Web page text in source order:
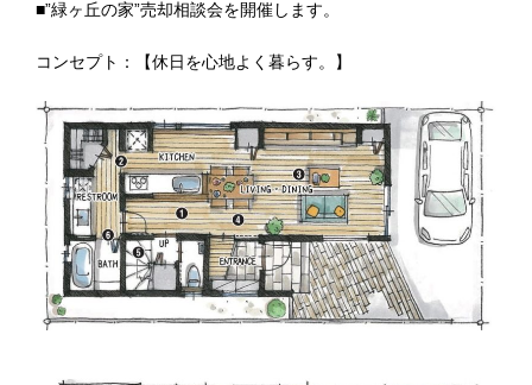
■”緑ヶ丘の家”売却相談会を開催します。
コンセプト：【休日を心地よく暮らす。】